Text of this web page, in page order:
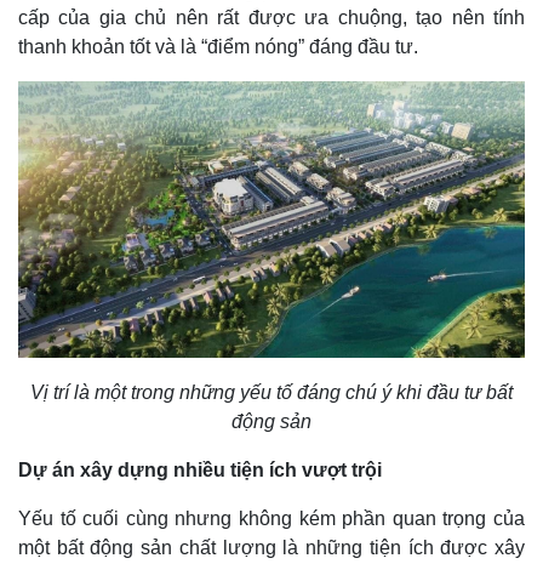
cấp của gia chủ nên rất được ưa chuộng, tạo nên tính
thanh khoản tốt và là “điểm nóng” đáng đầu tư.
Vị trí là một trong những yếu tố đáng chú ý khi đầu tư bất
động sản
Dự án xây dựng nhiều tiện ích vượt trội
Yếu tố cuối cùng nhưng không kém phần quan trọng của
một bất động sản chất lượng là những tiện ích được xây